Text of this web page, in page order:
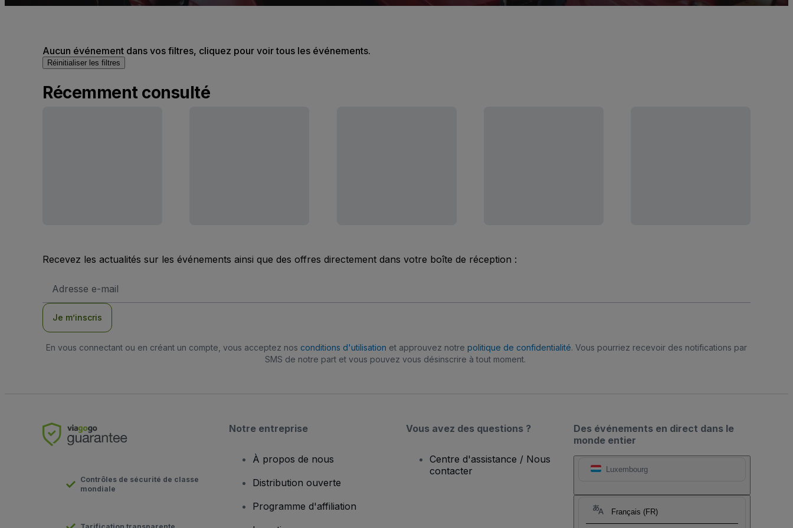
Aucun événement dans vos filtres, cliquez pour voir tous les événements.
Réinitialiser les filtres
Récemment consulté
Recevez les actualités sur les événements ainsi que des offres directement dans votre boîte de réception :
e-
Je m’inscris
En vous connectant ou en créant un compte, vous acceptez nos conditions d'utilisation et approuvez notre politique de confidentialité. Vous pourriez recevoir des notifications par
SMS de notre part et vous pouvez vous désinscrire à tout moment.
Des événements en direct dans le
monde entier
Luxembourg
Français (FR)
Contrôles de sécurité de classe
mondiale
Notre entreprise
À propos de nous
Distribution ouverte
Programme d'affiliation
Vous avez des questions ?
Centre d'assistance / Nous
contacter